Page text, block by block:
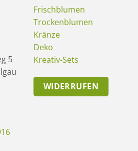
5
Frischblumen
Trockenblumen
Kränze
Deko
Kreativ-Sets
WIDERRUFEN